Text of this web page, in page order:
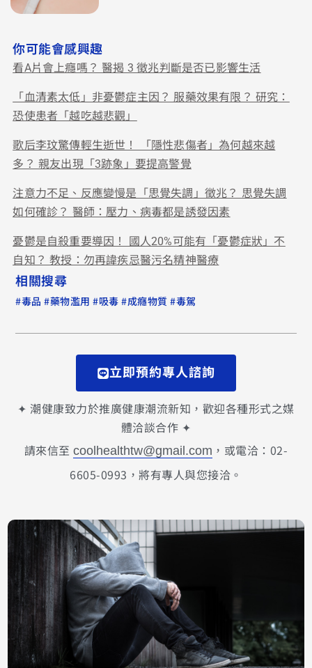
你可能會感興趣
看A片會上癮嗎？ 醫揭 3 徵兆判斷是否已影響生活
「血清素太低」非憂鬱症主因？ 服藥效果有限？ 研究：
恐使患者「越吃越悲觀」
歌后李玟驚傳輕生逝世！ 「隱性悲傷者」為何越來越
多？ 親友出現「3跡象」要提高警覺
注意力不足、反應變慢是「思覺失調」徵兆？ 思覺失調
如何確診？ 醫師：壓力、病毒都是誘發因素
憂鬱是自殺重要導因！ 國人20%可能有「憂鬱症狀」不
自知？ 教授：勿再諱疾忌醫污名精神醫療
相關搜尋
#毒品 #藥物濫用 #吸毒 #成癮物質 #毒駕
立即預約專人諮詢
✦ 潮健康致力於推廣健康潮流新知，歡迎各種形式之媒
體洽談合作 ✦
請來信至coolhealthtw@gmail.com ，或電洽：02-
6605-0993，將有專人與您接洽。